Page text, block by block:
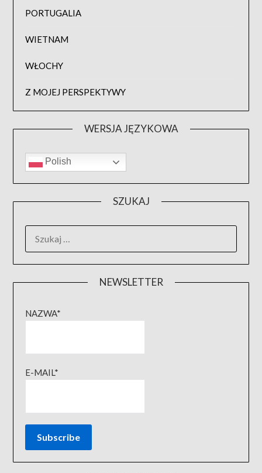
PORTUGALIA
WIETNAM
WŁOCHY
Z MOJEJ PERSPEKTYWY
WERSJA JĘZYKOWA
Polish
SZUKAJ
NEWSLETTER
NAZWA*
E-MAIL*